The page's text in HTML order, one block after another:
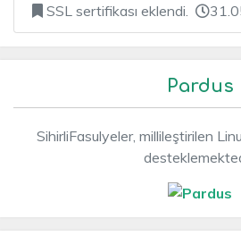
SSL sertifikası eklendi.
Pardus
SihirliFasulyeler, millileştirilen